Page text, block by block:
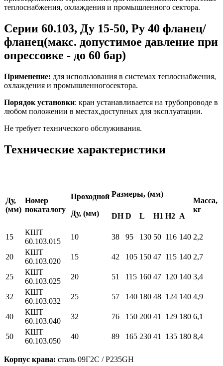
теплоснабжения, охлаждения и промышленного сектора.
Серии 60.103, Ду 15-50, Ру 40 фланец/
фланец(макс. допустимое давление при
опрессовке - до 60 бар)
Применение: для использования в системах теплоснабжения,
охлаждения и промышленногосектора.
Порядок установки: кран устанавливается на трубопроводе в
любом положении в местах,доступных для эксплуатации.
Не требует технического обслуживания.
Технические характеристики
Ду,
(мм)
Номер
покаталогу
Проходной
Ду, (мм)
Размеры, (мм)
Масса,
кг
DH D L H1 H2 A
15
КШТ
60.103.015
10 38 95 130 50 116 140 2,2
20
КШТ
60.103.020
15 42 105 150 47 115 140 2,7
25
КШТ
60.103.025
20 51 115 160 47 120 140 3,4
32
КШТ
60.103.032
25 57 140 180 48 124 140 4,9
40
КШТ
60.103.040
32 76 150 200 41 129 180 6,1
50
КШТ
60.103.050
40 89 165 230 41 135 180 8,4
Корпус крана: сталь 09Г2С / P235GH